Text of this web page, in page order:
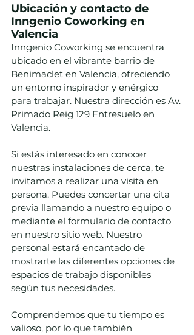
Ubicación y contacto de
Inngenio Coworking en
Valencia
Inngenio Coworking se encuentra
ubicado en el vibrante barrio de
Benimaclet en Valencia, ofreciendo
un entorno inspirador y enérgico
para trabajar. Nuestra dirección es Av.
Primado Reig 129 Entresuelo en
Valencia.
Si estás interesado en conocer
nuestras instalaciones de cerca, te
invitamos a realizar una visita en
persona. Puedes concertar una cita
previa llamando a nuestro equipo o
mediante el formulario de contacto
en nuestro sitio web. Nuestro
personal estará encantado de
mostrarte las diferentes opciones de
espacios de trabajo disponibles
según tus necesidades.
Comprendemos que tu tiempo es
valioso, por lo que también